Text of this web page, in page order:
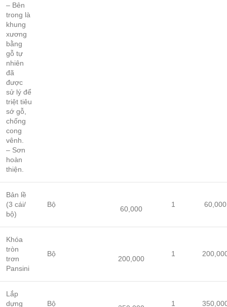
– Bên
trong là
khung
xương
bằng
gỗ tự
nhiên
đã
được
sử lý để
triệt tiêu
sớ gỗ,
chống
cong
vênh.
– Sơn
hoàn
thiện.
Bản lề
(3 cái/
bộ)
Bộ
60,000
1 60,000
Khóa
tròn
trơn
Pansini
Bộ
200,000
1
Lắp
dựng
Bộ 1